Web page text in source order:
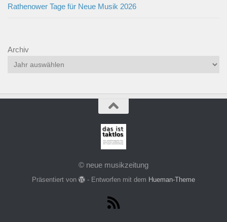
Rathenower Tage für Neue Musik 2026
Archiv
© neue musikzeitung
Präsentiert von - Entworfen mit dem Hueman-Theme